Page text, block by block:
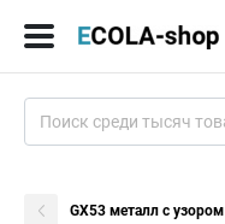
GX53 металл с узором